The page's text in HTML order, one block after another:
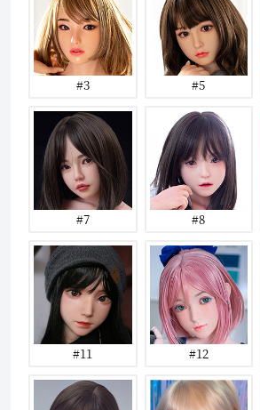
#3 #5
#7 #8
#11 #12